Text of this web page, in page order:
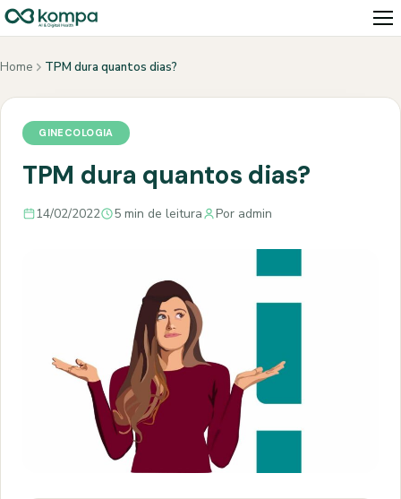
Home TPM dura quantos dias?
GINECOLOGIA
TPM dura quantos dias?
14/02/2022 5 min de leitura Por admin